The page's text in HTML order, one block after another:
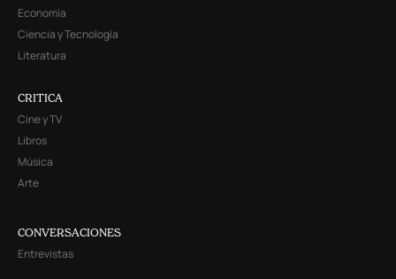
Economía
Ciencia y Tecnología
Literatura
CRITICA
Cine y TV
Libros
Música
Arte
CONVERSACIONES
Entrevistas